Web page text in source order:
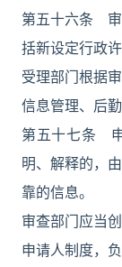
第五十六条 审
括新设定行政
受理部门根据
信息管理、后
第五十七条
明、解释的，
靠的信息。
审查部门应当
申请人制度，